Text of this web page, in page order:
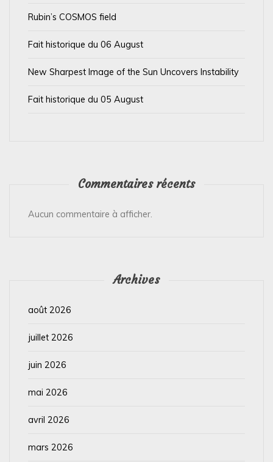
Rubin’s COSMOS field
Fait historique du 06 August
New Sharpest Image of the Sun Uncovers Instability
Fait historique du 05 August
Commentaires récents
Aucun commentaire à afficher.
Archives
août 2026
juillet 2026
juin 2026
mai 2026
avril 2026
mars 2026